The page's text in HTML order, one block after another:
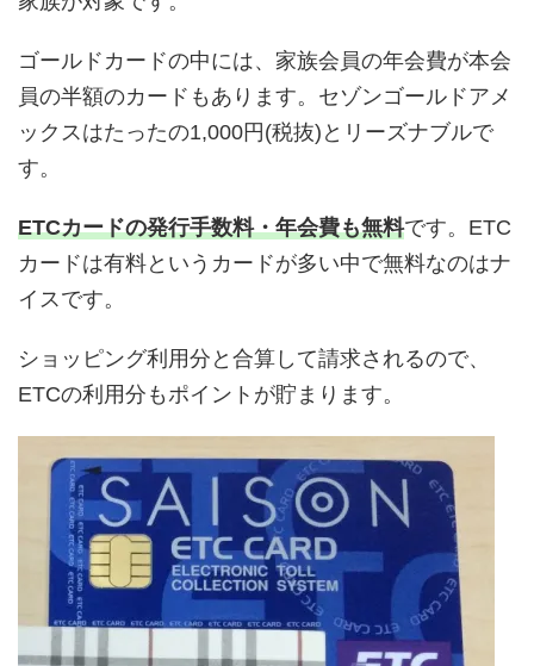
ゴールドカードの中には、家族会員の年会費が本会
員の半額のカードもあります。セゾンゴールドアメ
ックスはたったの1,000円(税抜)とリーズナブルで
す。
ETCカードの発行手数料・年会費も無料です。ETC
カードは有料というカードが多い中で無料なのはナ
イスです。
ショッピング利用分と合算して請求されるので、
ETCの利用分もポイントが貯まります。